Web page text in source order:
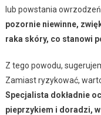
lub powstania owrzodzeń.
pozornie niewinne,
raka skóry, co stanowi
Z tego powodu,
Zamiast ryzykować,
Specjalista dokładnie
pieprzykiem i doradzi,